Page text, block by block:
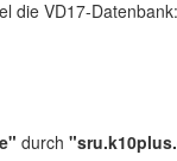
die VD17-
durch